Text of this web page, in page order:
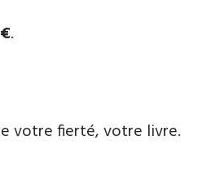
.
votre fierté, votre livre.